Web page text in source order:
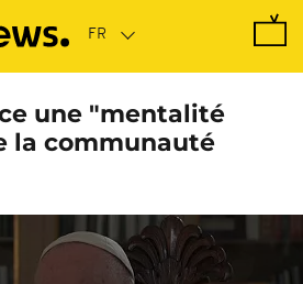
une "mentalité
la communauté